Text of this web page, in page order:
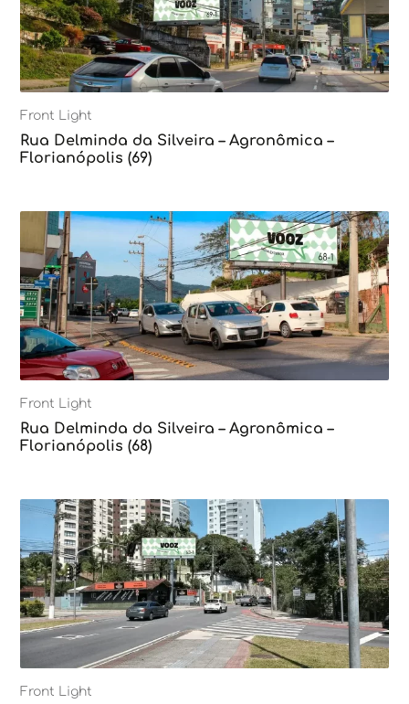
Front Light
Rua Delminda da Silveira – Agronômica –
Florianópolis (69)
Front Light
Rua Delminda da Silveira – Agronômica –
Florianópolis (68)
Front Light